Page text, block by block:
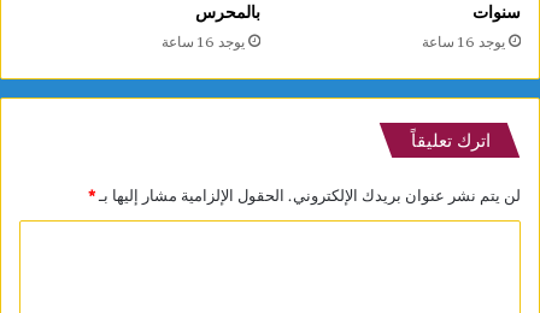
سنوات
يوجد 16 ساعة
بالمحرس
يوجد 16 ساعة
اترك تعليقاً
لن يتم نشر عنوان بريدك الإلكتروني. الحقول الإلزامية مشار إليها بـ*